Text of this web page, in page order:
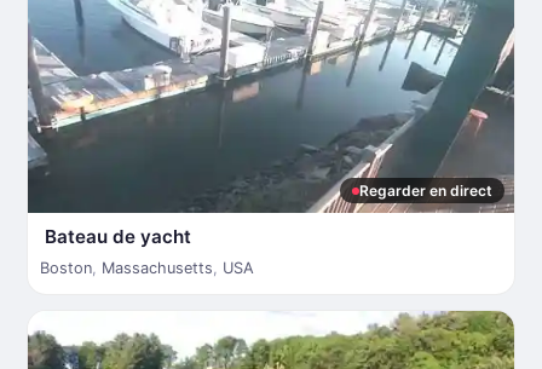
Regarder en direct
Bateau de yacht
Boston, Massachusetts, USA